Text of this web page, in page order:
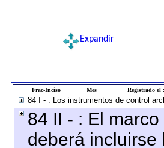
Expandir
Frac-Inciso Mes Registrado el :
84 I - : Los instrumentos de control
84 II - : El
deberá incluirse